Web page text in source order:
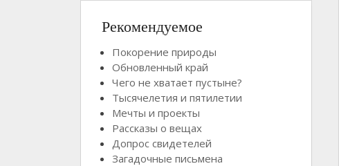
Рекомендуемое
Покорение природы
Обновленный край
Чего не хватает пустыне?
Тысячелетия и пятилетии
Мечты и проекты
Рассказы о вещах
Допрос свидетелей
Загадочные письмена